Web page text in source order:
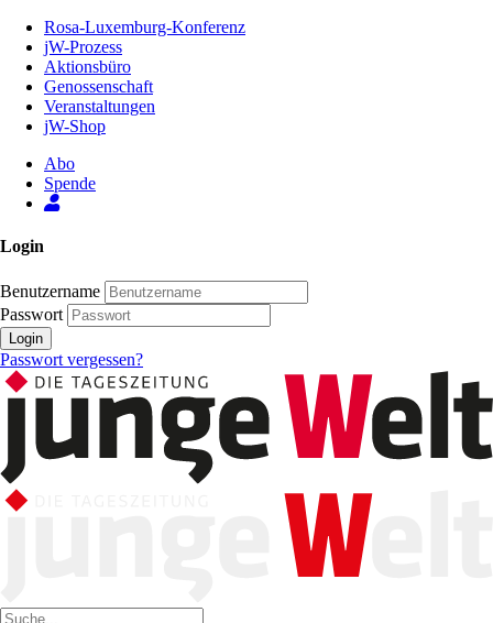
Inhalt
Seite
Rosa-Luxemburg-Konferenz
jW-Prozess
Aktionsbüro
Genossenschaft
Veranstaltungen
jW-Shop
Abo
Spende
Login
Benutzername
Passwort
Login
Passwort vergessen?